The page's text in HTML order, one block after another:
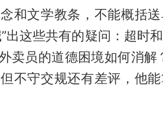
和文学教条，不能概括
出这些共有的疑问：超时
卖员的道德困境如何消解
不守交规还有差评，他